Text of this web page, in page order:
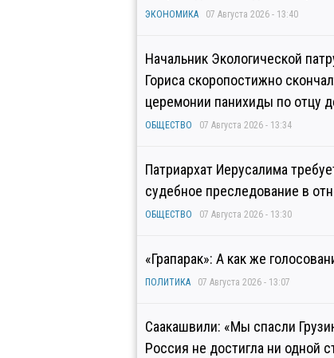
ЭКОНОМИКА 07 Августа 2026 - 13:40
Начальник Экологической
Гориса скоропостижно
церемонии панихиды по отцу
ОБЩЕСТВО 07 Августа 2026 - 13:34
Патриархат Иерусалима
судебное преследование в
ОБЩЕСТВО 07 Августа 2026 - 13:30
«Грапарак»: А как же
ПОЛИТИКА 07 Августа 2026 - 13:07
Саакашвили: «Мы спасли
Россия не достигла ни одной